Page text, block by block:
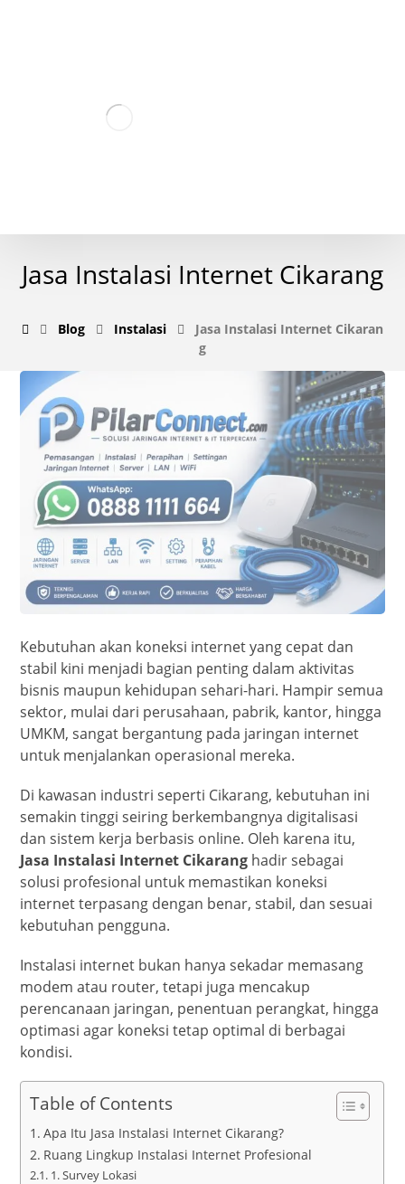
Jasa Instalasi Internet Cikarang
Blog Instalasi
Jasa Instalasi Internet Cikaran
g
Kebutuhan akan koneksi internet yang cepat dan
stabil kini menjadi bagian penting dalam aktivitas
bisnis maupun kehidupan sehari-hari. Hampir semua
sektor, mulai dari perusahaan, pabrik, kantor, hingga
UMKM, sangat bergantung pada jaringan internet
untuk menjalankan operasional mereka.
Di kawasan industri seperti Cikarang, kebutuhan ini
semakin tinggi seiring berkembangnya digitalisasi
dan sistem kerja berbasis online. Oleh karena itu,
Jasa Instalasi Internet Cikarang hadir sebagai
solusi profesional untuk memastikan koneksi
internet terpasang dengan benar, stabil, dan sesuai
kebutuhan pengguna.
Instalasi internet bukan hanya sekadar memasang
modem atau router, tetapi juga mencakup
perencanaan jaringan, penentuan perangkat, hingga
optimasi agar koneksi tetap optimal di berbagai
kondisi.
Table of Contents
Apa Itu Jasa Instalasi Internet Cikarang?
Ruang Lingkup Instalasi Internet Profesional
1. Survey Lokasi